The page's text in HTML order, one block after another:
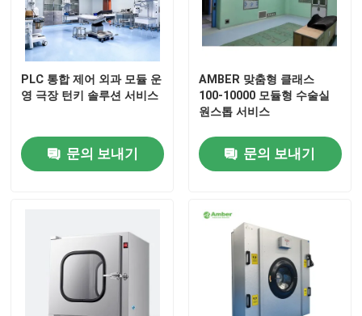
병원 수술실
제약 크린 룸 도어
벽체 샌드위치 패널
스테인레스 강 패스 박스
팬 필터 장치
PLC 통합 제어 외과 모듈 운
영 극장 턴키 솔루션 서비스
문의 보내기
AMBER 맞춤형 클래스
100-10000 모듈형 수술실
원스톱 서비스
문의 보내기